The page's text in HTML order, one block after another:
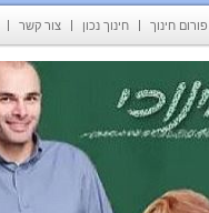
פורום חינוך חינוך נכון צור קשר